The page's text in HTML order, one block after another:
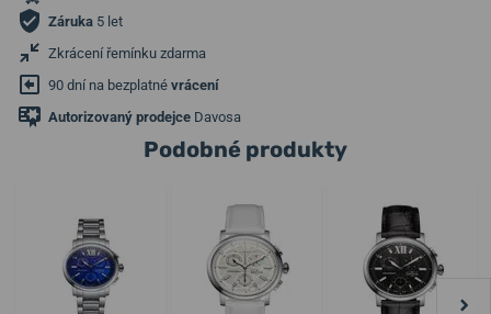
Záruka 5 let
Zkrácení řemínku zdarma
90 dní na bezplatné vrácení
Autorizovaný prodejce Davosa
Podobné produkty